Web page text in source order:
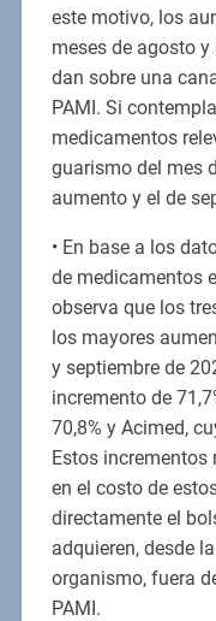
este motivo, los
meses de agosto
dan sobre una
PAMI. Si
medicamentos
guarismo del mes
aumento y el de
• En base a los
de medicamentos
observa que los
los mayores
y septiembre de
incremento de
70,8% y Acimed,
Estos
en el costo de
directamente el
adquieren, desde
organismo, fuera
PAMI.